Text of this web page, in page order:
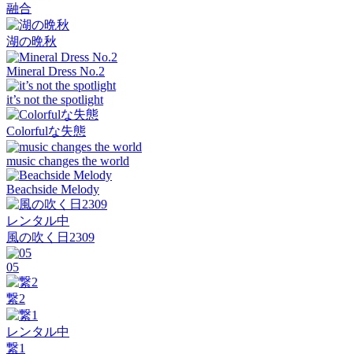
融合
湖の晩秋
Mineral Dress No.2
it’s not the spotlight
Colorfulな失態
music changes the world
Beachside Melody
レンタル中
風の吹く日2309
05
繋2
レンタル中
繋1